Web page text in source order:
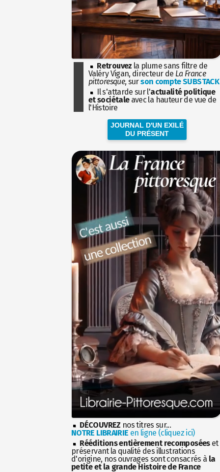
Retrouvez la plume sans filtre de
Valéry Vigan, directeur de La France
pittoresque, surson compte SUBSTACK
Il s'attarde sur l'actualité politique
et sociétaleavec la hauteur de vue de
l'Histoire
JOURNAL D'UN EXILÉ
DU PRÉSENT
DÉCOUVREZ nos titres sur...
NOTRE LIBRAIRIE en ligne (cliquez ici)
Rééditions entièrement recomposéeset
préservant la qualité des illustrations
d'origine, nos ouvrages sont consacrés à la
petite et la grande Histoire de France